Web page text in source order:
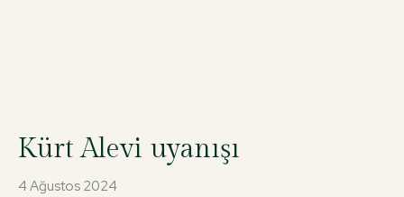
Kürt Alevi uyanışı
4 Ağustos 2024